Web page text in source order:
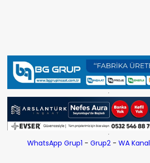
WhatsApp Grup1 - Grup2- WA Kanal